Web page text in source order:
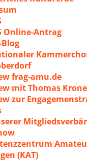
Online-Antrag
frag-amu.de
mit Thomas
zur
(KAT)